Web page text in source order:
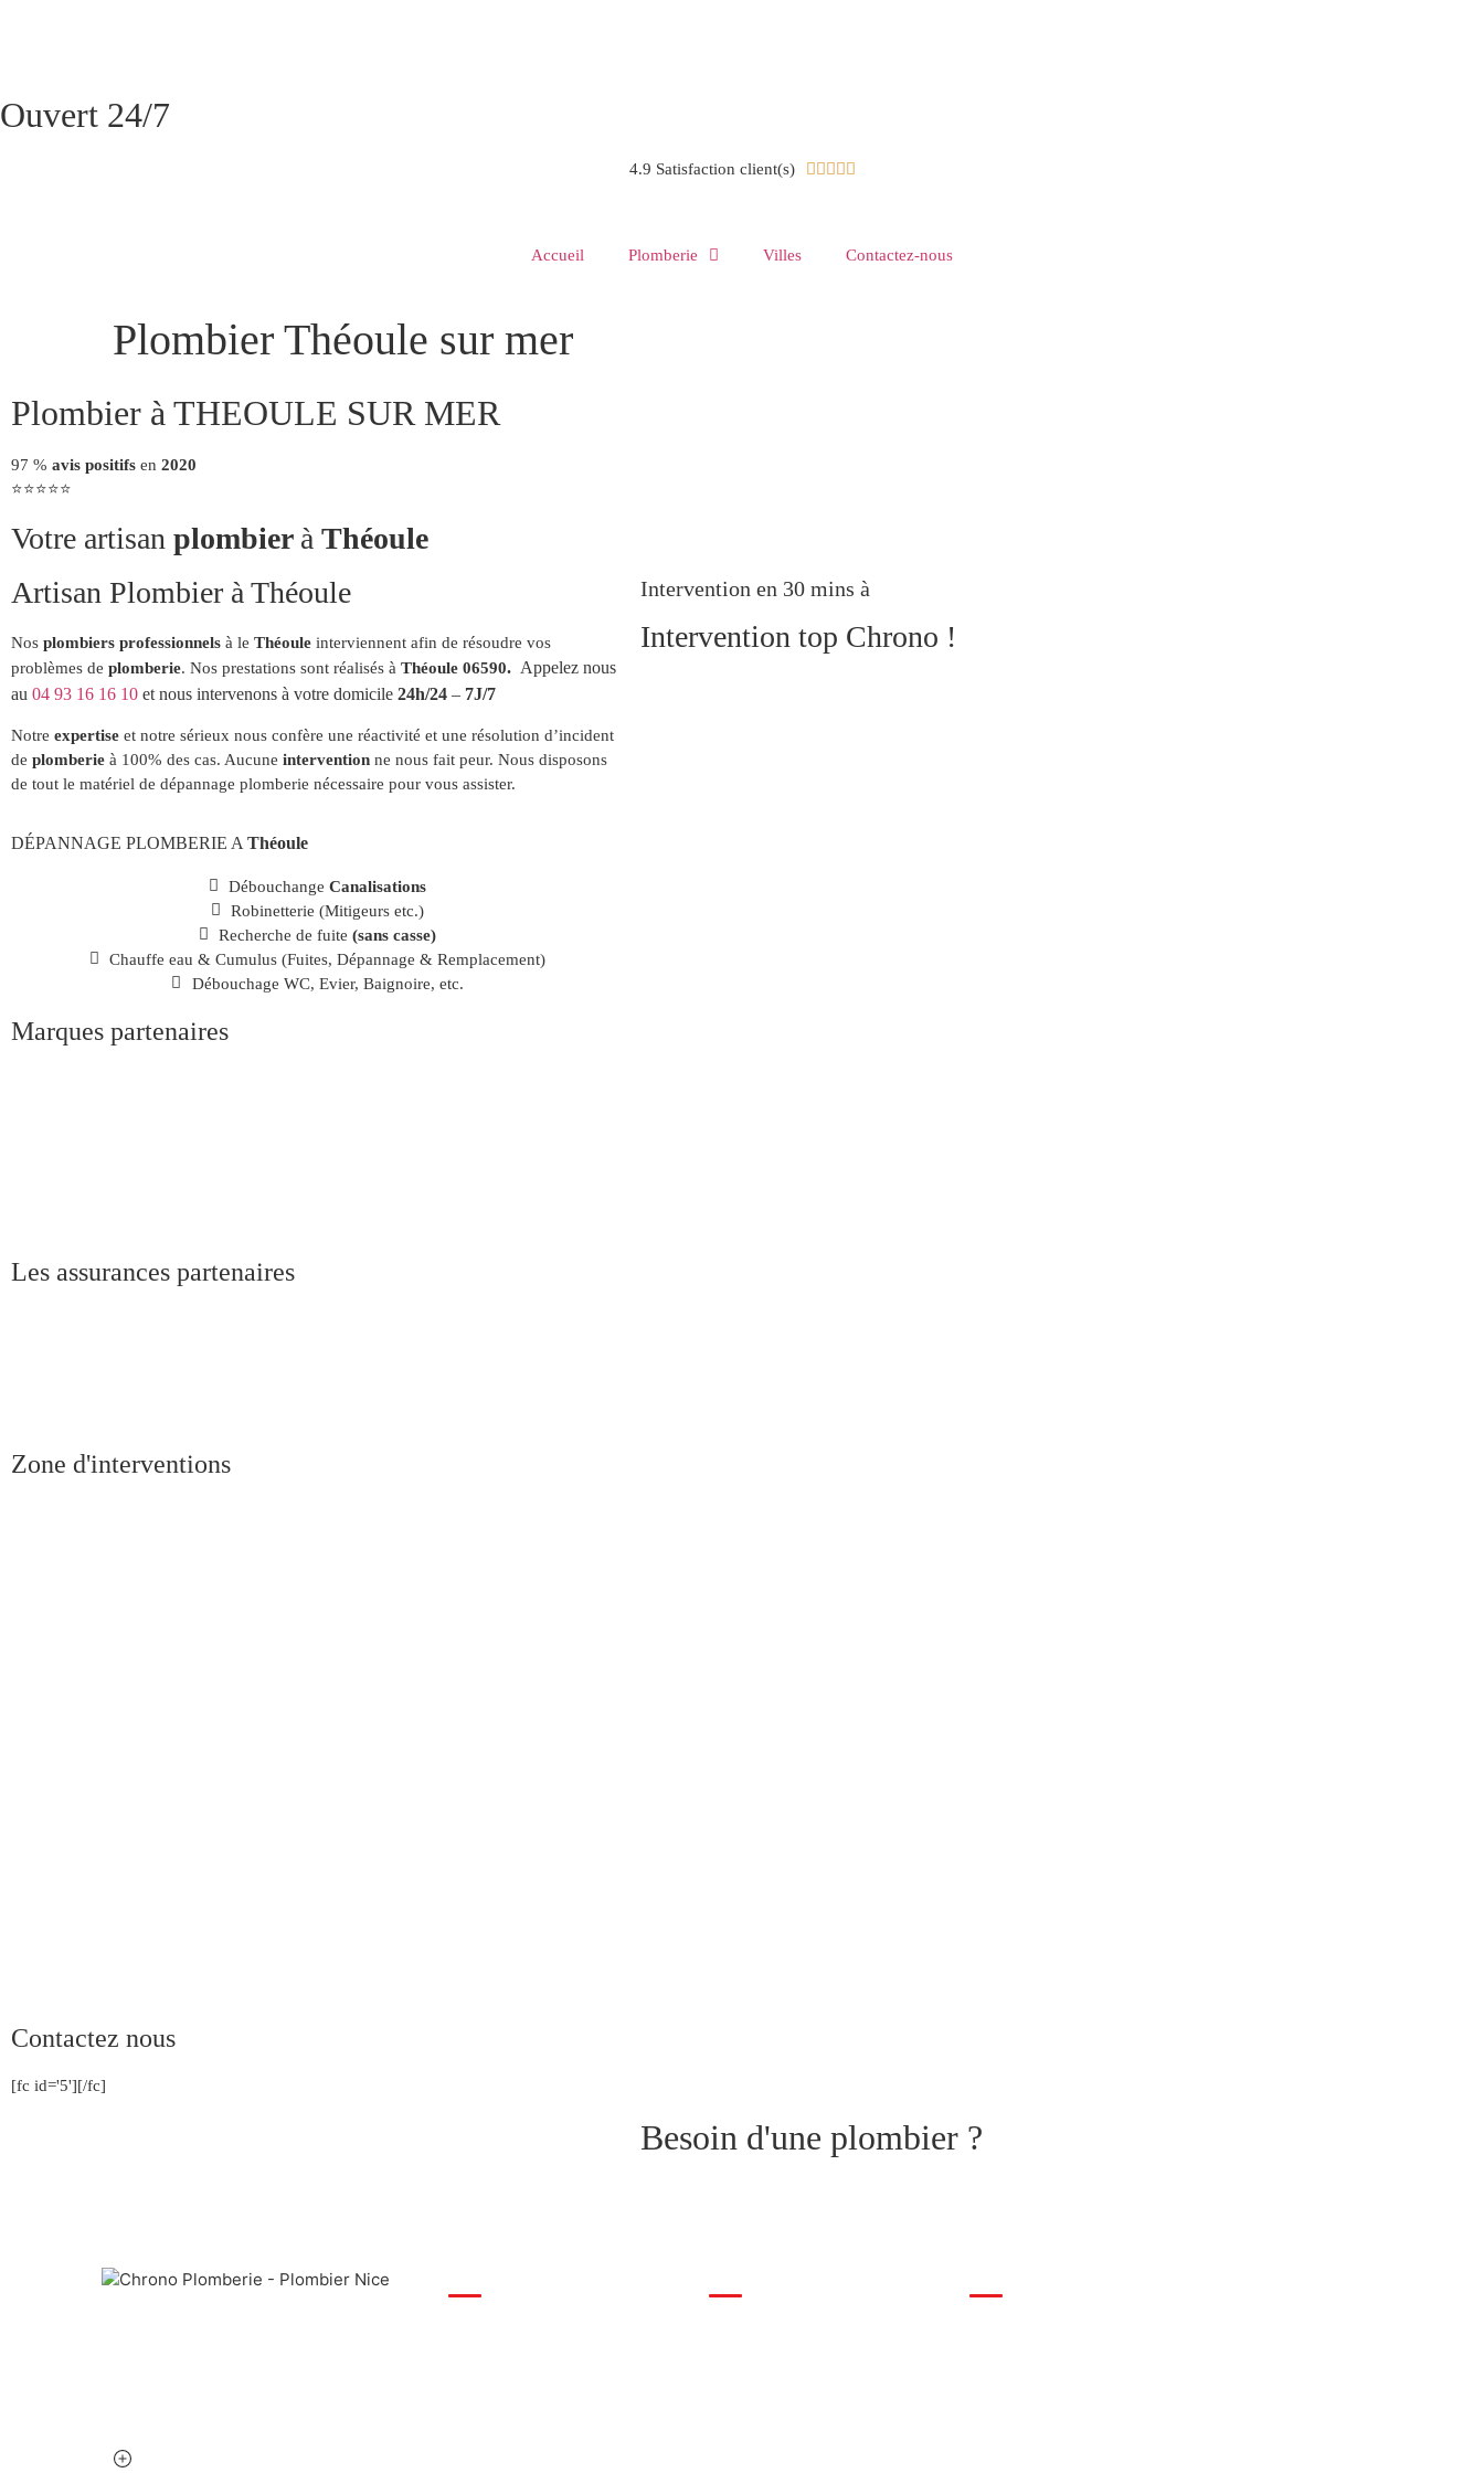
Ouvert 24/7
4.9 Satisfaction client(s)     
Accueil Plomberie Villes Contactez-nous
Plombier Théoule sur mer
Plombier à THEOULE SUR MER
97 % avis positifs en 2020
⭐⭐⭐⭐⭐
Votre artisan plombier à Théoule
Artisan Plombier à Théoule
Nos plombiers professionnels à le Théoule interviennent afin de résoudre vos
problèmes de plomberie. Nos prestations sont réalisés à Théoule 06590. Appelez nous
au 04 93 16 16 10 et nous intervenons à votre domicile 24h/24 – 7J/7
Notre expertise et notre sérieux nous confère une réactivité et une résolution d’incident
de plomberie à 100% des cas. Aucune intervention ne nous fait peur. Nous disposons
de tout le matériel de dépannage plomberie nécessaire pour vous assister.
Intervention en 30 mins à
Intervention top Chrono !
DÉPANNAGE PLOMBERIE A Théoule
DébouchangeCanalisations
Robinetterie (Mitigeurs etc.)
Recherche de fuite(sans casse)
Chauffe eau & Cumulus (Fuites, Dépannage & Remplacement)
Débouchage WC, Evier, Baignoire, etc.
Marques partenaires
Les assurances partenaires
Zone d'interventions
Contactez nous
[fc id='5'][/fc]
Besoin d'une plombier ?